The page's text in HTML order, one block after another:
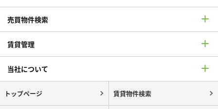
売買物件検索
賃貸管理
当社について
トップページ 賃貸物件検索